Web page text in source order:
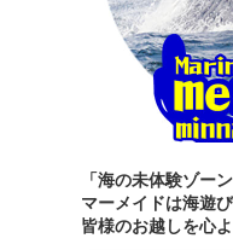
「海の未体験ゾー
マーメイドは海遊
皆様のお越しを心